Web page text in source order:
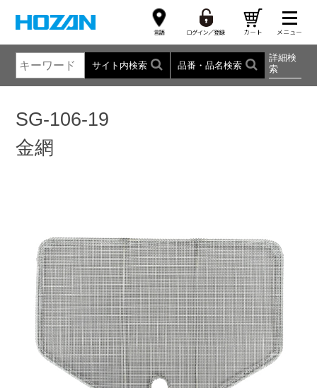
サイト内検索 品番・品名検索
詳細検
索
SG-106-19
金網